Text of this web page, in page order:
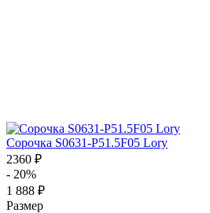
Сорочка S0631-P51.5F05 Lory
2360 ₽
- 20%
1 888 ₽
Размер